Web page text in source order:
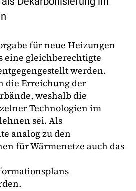
für neue Heizungen
eine gleichberechtigte
werden.
die Erreichung der
weshalb die
Technologien im
sei. Als
analog zu den
für Wärmenetze auch das